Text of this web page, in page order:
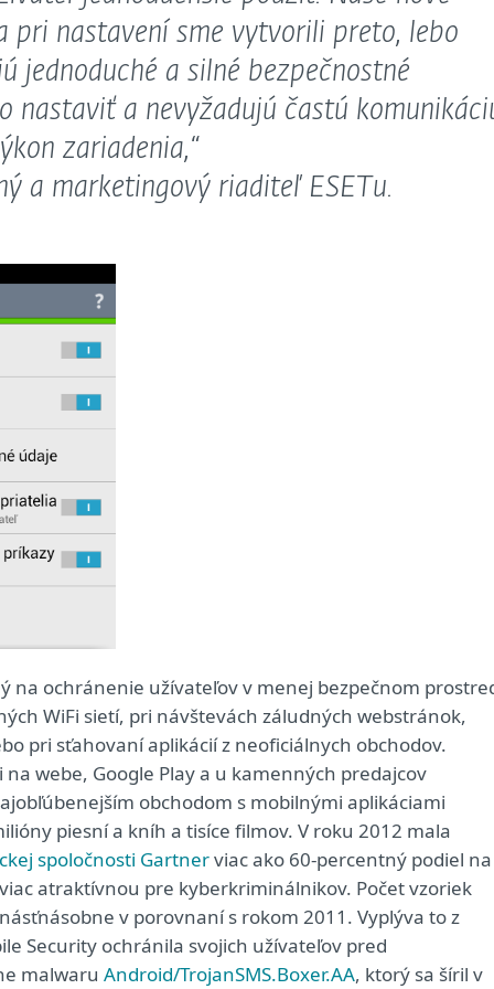
pri nastavení sme vytvorili preto, lebo
jednoduché a silné bezpečnostné
nastaviť a nevyžadujú častú
zariadenia,“
a marketingový riaditeľ ESETu.
na ochránenie užívateľov v menej bezpečnom
WiFi sietí, pri návštevách záludných webstránok,
pri sťahovaní aplikácií z neoficiálnych obchodov.
na webe, Google Play a u kamenných predajcov
obchodom s mobilnými aplikáciami
piesní a kníh a tisíce filmov. V roku 2012 mala
spoločnosti Gartnerviac ako 60-percentný podiel na
atraktívnou pre kyberkriminálnikov. Počet vzoriek
v porovnaní s rokom 2011. Vyplýva to z
Security ochránila svojich užívateľov pred
malwaru Android/TrojanSMS.Boxer.AA, ktorý sa šíril v